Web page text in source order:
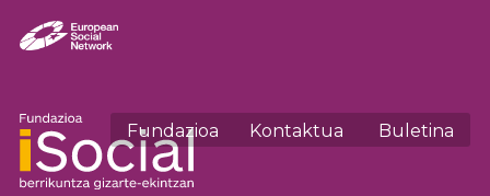
Fundazioa Kontaktua Buletina